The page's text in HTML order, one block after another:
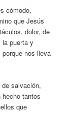
cómodo,
que Jesús
dolor, de
puerta y
nos lleva
salvación,
tantos
que